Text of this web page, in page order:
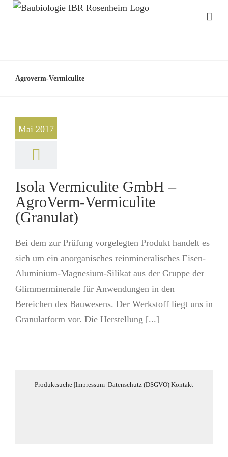
Agroverm-Vermiculite
Mai 2017
Isola Vermiculite GmbH –
AgroVerm-Vermiculite
(Granulat)
Bei dem zur Prüfung vorgelegten Produkt handelt es
sich um ein anorganisches reinmineralisches Eisen-
Aluminium-Magnesium-Silikat aus der Gruppe der
Glimmerminerale für Anwendungen in den
Bereichen des Bauwesens. Der Werkstoff liegt uns in
Granulatform vor. Die Herstellung [...]
Produktsuche |Impressum |Datenschutz (DSGVO)|Kontakt